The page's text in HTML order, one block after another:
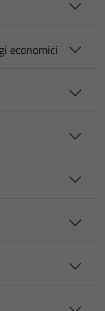
economici